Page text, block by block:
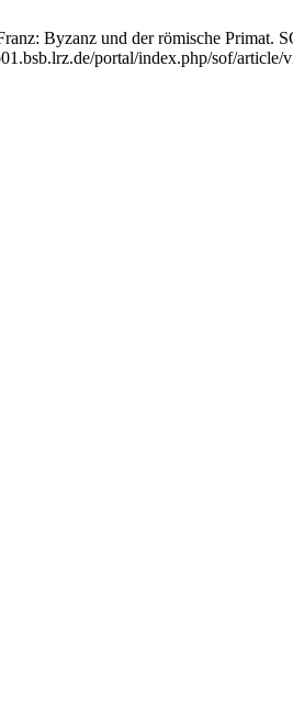
Byzanz und der römische Primat.
portal/index.php/sof/article/